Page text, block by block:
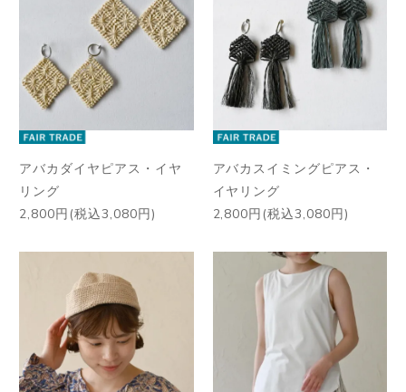
アバカダイヤピアス・イヤ
リング
2,800円(税込3,080円)
アバカスイミングピアス・
イヤリング
2,800円(税込3,080円)